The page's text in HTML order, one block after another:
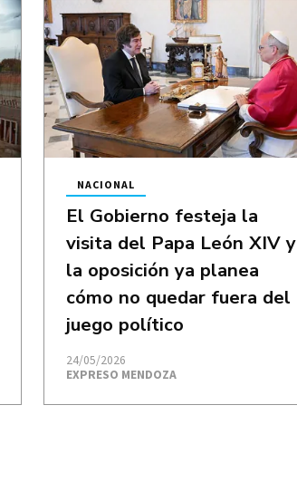
El Gobierno festeja la
visita del Papa León XIV y
la oposición ya planea
cómo no quedar fuera del
juego político
EXPRESO MENDOZA
NACIONAL
24/05/2026